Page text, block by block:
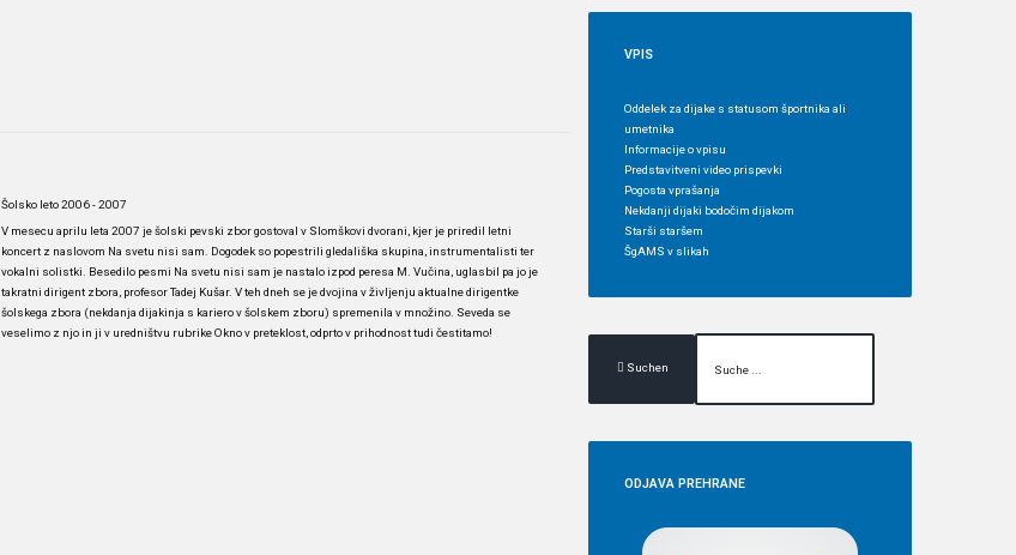
Šolsko leto 2006 - 2007
V mesecu aprilu leta 2007 je šolski pevski zbor gostoval v Slomškovi dvorani, kjer je priredil letni
koncert z naslovom Na svetu nisi sam. Dogodek so popestrili gledališka skupina, instrumentalisti ter
vokalni solistki. Besedilo pesmi Na svetu nisi sam je nastalo izpod peresa M. Vučina, uglasbil pa jo je
takratni dirigent zbora, profesor Tadej Kušar. V teh dneh se je dvojina v življenju aktualne dirigentke
šolskega zbora (nekdanja dijakinja s kariero v šolskem zboru) spremenila v množino. Seveda se
veselimo z njo in ji v uredništvu rubrike Okno v preteklost, odprto v prihodnost tudi čestitamo!
VPIS
Oddelek za dijake s statusom športnika ali
umetnika
Informacije o vpisu
Predstavitveni video prispevki
Pogosta vprašanja
Nekdanji dijaki bodočim dijakom
Starši staršem
ŠgAMS v slikah
Suchen
ODJAVA PREHRANE